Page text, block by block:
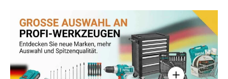
Einzelheiten